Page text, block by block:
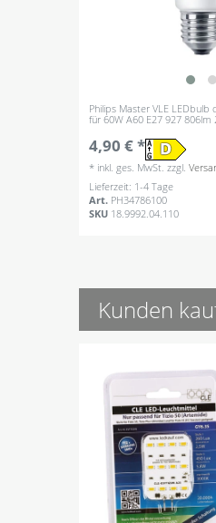
Philips Master VLE
für 60W A60 E27 927 806lm
4,90 € *
* inkl. ges. MwSt. zzgl.
Lieferzeit: 1-4 Tage
Art. PH34786100
SKU 18.9992.04.110
Kunden